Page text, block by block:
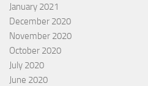
January 2021
December 2020
November 2020
October 2020
July 2020
June 2020